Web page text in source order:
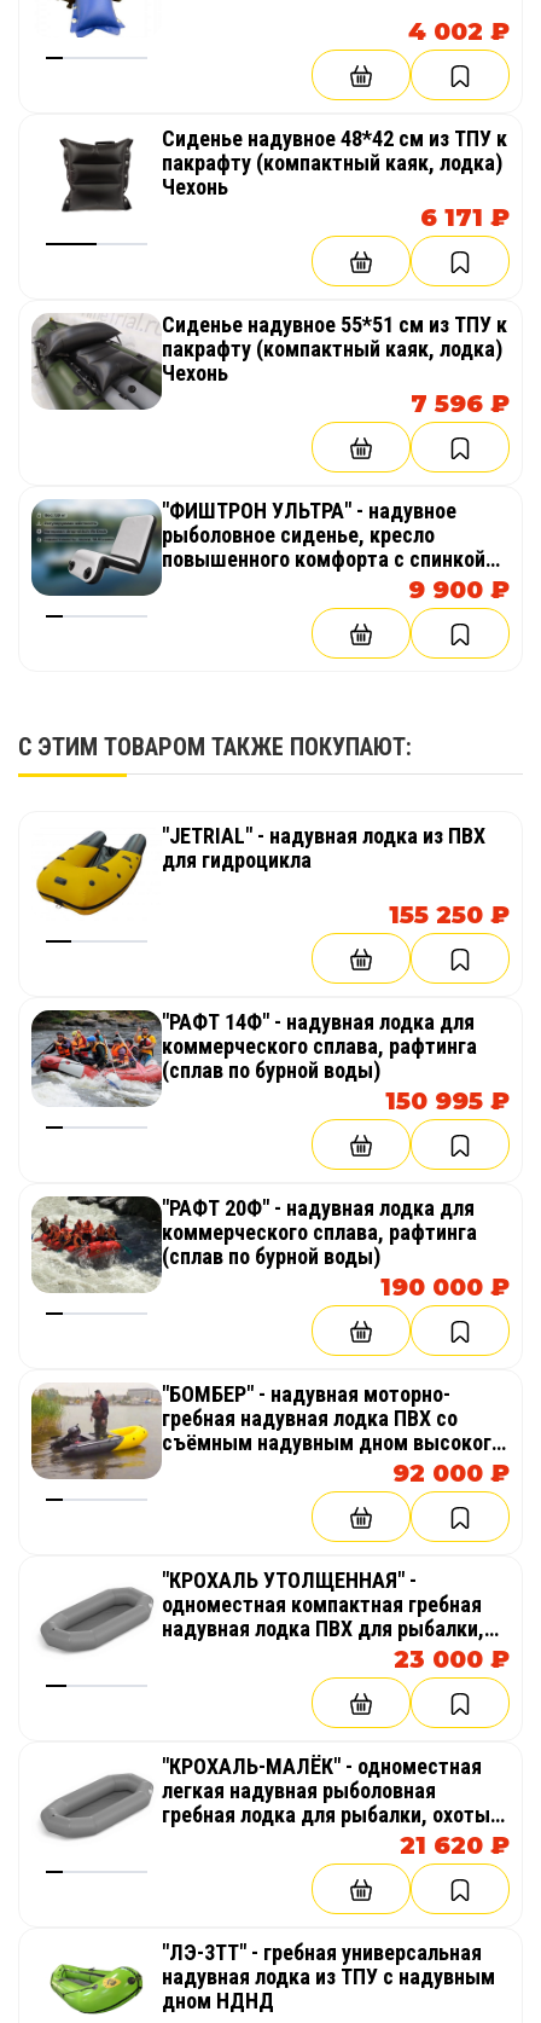
4 002 ₽
Сиденье надувное 48*42 см из ТПУ к
пакрафту (компактный каяк, лодка)
Чехонь
6 171 ₽
Сиденье надувное 55*51 см из ТПУ к
пакрафту (компактный каяк, лодка)
Чехонь
7 596 ₽
"ФИШТРОН УЛЬТРА" - надувное
рыболовное сиденье, кресло
повышенного комфорта с спинкой
из AirDeck (воздушная палуба) в
лодку, байдарку, каяк
9 900 ₽
С ЭТИМ ТОВАРОМ ТАКЖЕ ПОКУПАЮТ:
"JETRIAL" - надувная лодка из ПВХ
для гидроцикла
155 250 ₽
"РАФТ 14Ф" - надувная лодка для
коммерческого сплава, рафтинга
(сплав по бурной воды)
150 995 ₽
"РАФТ 20Ф" - надувная лодка для
коммерческого сплава, рафтинга
(сплав по бурной воды)
190 000 ₽
"БОМБЕР" - надувная моторно-
гребная надувная лодка ПВХ со
съёмным надувным дном высокого
давления из AirDeck (воздушная
92 000 ₽
"КРОХАЛЬ УТОЛЩЕННАЯ" -
одноместная компактная гребная
надувная лодка ПВХ для рыбалки,
23 000 ₽
"КРОХАЛЬ-МАЛЁК" - одноместная
легкая надувная рыболовная
гребная лодка для рыбалки, охоты
21 620 ₽
"ЛЭ-3ТТ" - гребная универсальная
надувная лодка из ТПУ с надувным
дном НДНД